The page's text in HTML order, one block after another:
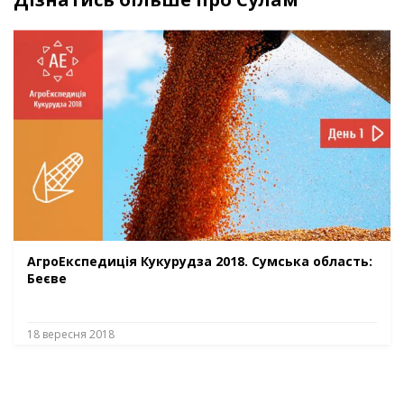
АгроЕкспедиція Кукурудза 2018. Сумська область:
Беєве
18 вересня 2018